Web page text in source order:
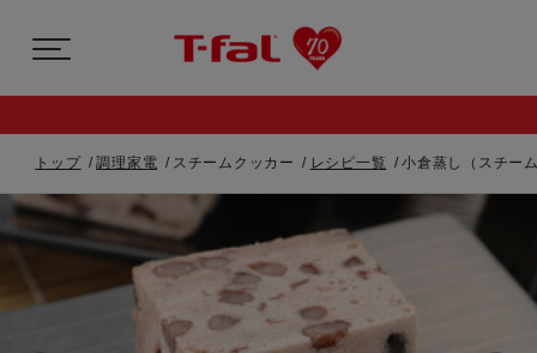
トップ 調理家電 スチームクッカー レシピ一覧 小倉蒸し（スチー